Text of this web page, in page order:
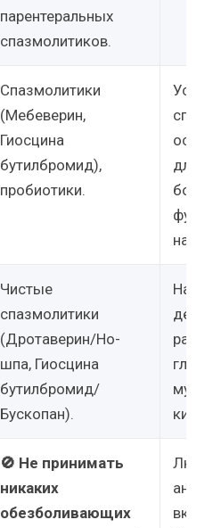
парентеральных
спазмолитиков.
Спазмолитики
(Мебеверин,
Гиосцина
бутилбромид),
пробиотики.
для
боли
Чистые
спазмолитики
(Дротаверин/Но-
шпа, Гиосцина
бутилбромид/
Бускопан).
🚫 Не принимать
никаких
обезболивающих